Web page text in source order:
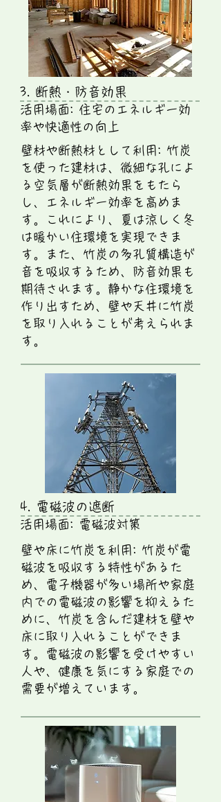
3. 断熱・防音効果
活用場面: 住宅のエネルギー効
率や快適性の向上
壁材や断熱材として利用: 竹炭
を使った建材は、微細な孔によ
る空気層が断熱効果をもたら
し、エネルギー効率を高めま
す。これにより、夏は涼しく冬
は暖かい住環境を実現できま
す。また、竹炭の多孔質構造が
音を吸収するため、防音効果も
期待されます。静かな住環境を
作り出すため、壁や天井に竹炭
を取り入れることが考えられま
す。
4. 電磁波の遮断
活用場面: 電磁波対策
壁や床に竹炭を利用: 竹炭が電
磁波を吸収する特性があるた
め、電子機器が多い場所や家庭
内での電磁波の影響を抑えるた
めに、竹炭を含んだ建材を壁や
床に取り入れることができま
す。電磁波の影響を受けやすい
人や、健康を気にする家庭での
需要が増えています。